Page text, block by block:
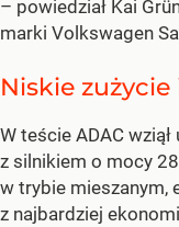
– powiedział Kai
marki Volkswagen
Niskie zużycie
W teście ADAC wziął
z silnikiem o mocy
w trybie mieszanym,
z najbardziej